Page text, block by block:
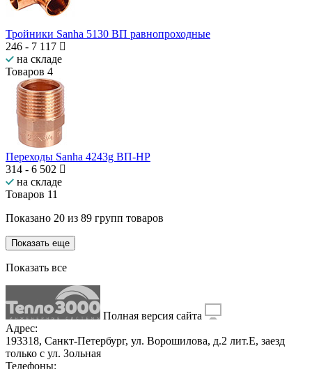
Тройники Sanha 5130 ВП равнопроходные
246 - 7 117
на складе
Товаров 4
Переходы Sanha 4243g ВП-НР
314 - 6 502
на складе
Товаров 11
Показано 20 из 89 групп товаров
Показать еще
Показать все
Полная версия сайта
Адрес:
193318, Санкт-Петербург, ул. Ворошилова, д.2 лит.Е, заезд
только с ул. Зольная
Телефоны: